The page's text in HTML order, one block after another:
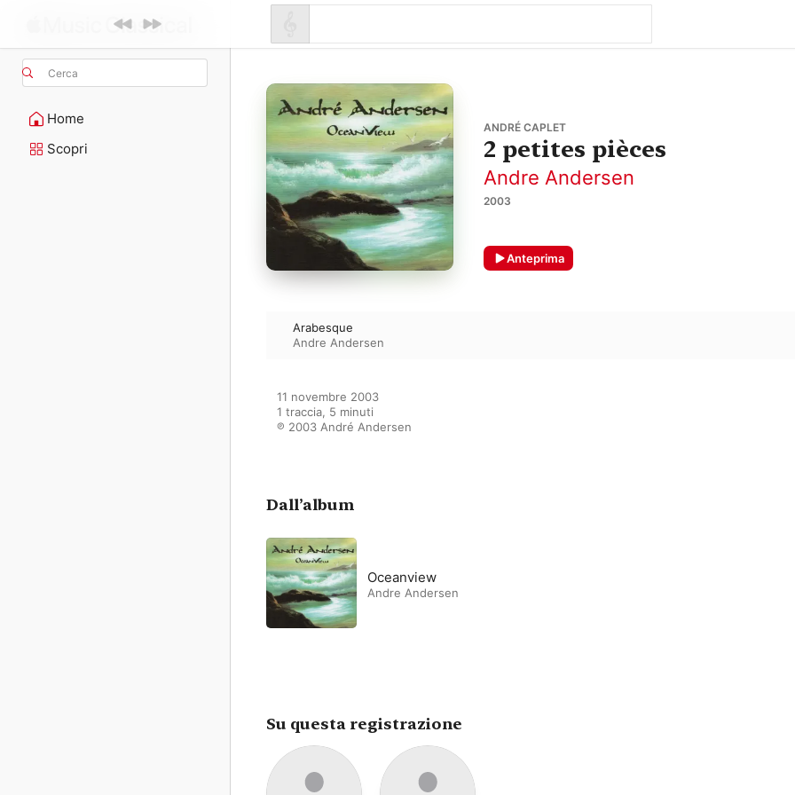
Cerca
Home
Scopri
ANDRÉ CAPLET
2 petites pièces
Andre Andersen
2003
Anteprima
Arabesque
Andre Andersen
11 novembre 2003
1 traccia, 5 minuti
℗ 2003 André Andersen
Dall’album
Oceanview
Andre Andersen
Su questa registrazione